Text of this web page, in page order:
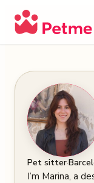
Pet sitter·
I’m Marina, a